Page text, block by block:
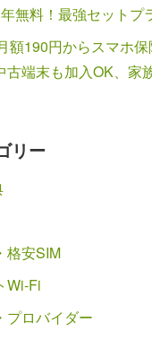
無料！最強セットプ
額190円からスマホ
古端末も加入OK、家
リー
格安SIM
Wi-Fi
プロバイダー